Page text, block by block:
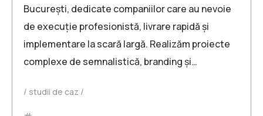
București, dedicate companiilor care au nevoie
de execuție profesionistă, livrare rapidă și
implementare la scară largă. Realizăm proiecte
complexe de semnalistică, branding și…
studii de caz